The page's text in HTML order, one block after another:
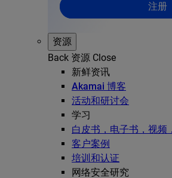
注册
资源
Back 资源 Close
新鲜资讯
Akamai 博客
活动和研讨会
学习
白皮书，电子书，视频
客户案例
培训和认证
网络安全研究